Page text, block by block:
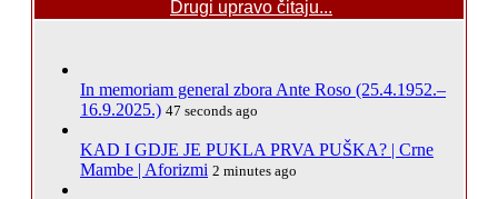
Drugi upravo čitaju...
In memoriam general zbora Ante Roso (25.4.1952.–
16.9.2025.) 47 seconds ago
KAD I GDJE JE PUKLA PRVA PUŠKA? | Crne
Mambe | Aforizmi 2 minutes ago